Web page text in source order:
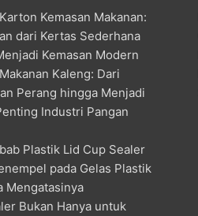
Kemasan Makanan:
dari Kertas Sederhana
Kemasan Modern
Kaleng: Dari
Perang hingga Menjadi
Industri Pangan
Plastik Lid Cup Sealer
pada Gelas Plastik
Mengatasinya
Bukan Hanya untuk